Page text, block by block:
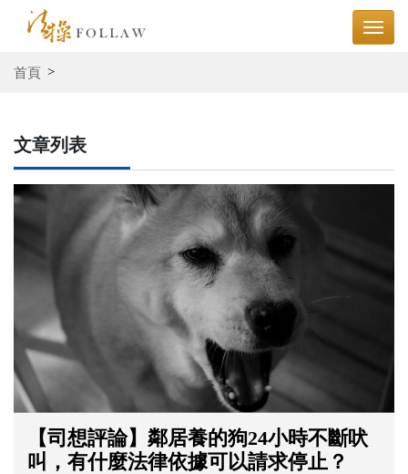
首頁
文章列表
【司想評論】鄰居養的狗24小時不斷吠
叫，有什麼法律依據可以請求停止？